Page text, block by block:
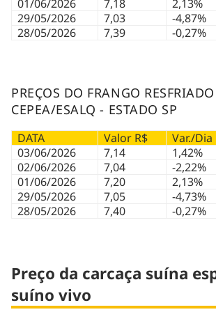
01/06/2026 7,18 2,13%
29/05/2026
7,03 -4,87%
28/05/2026
7,39 -0,27%
PREÇOS DO FRANGO RESFRIADO
CEPEA/ESALQ - ESTADO SP
DATA Valor R$ Var./Dia
03/06/2026
7,14 1,42%
02/06/2026
7,04 -2,22%
01/06/2026
7,20 2,13%
29/05/2026
7,05 -4,73%
28/05/2026
7,40 -0,27%
Preço da carcaça suína
suíno vivo